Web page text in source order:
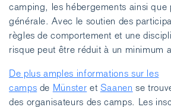
camping, les hébergements ainsi que
générale. Avec le soutien des
règles de comportement et une
risque peut être réduit à un minimum
De plus amples informations sur les
camps de Münster et Saanen se
des organisateurs des camps. Les